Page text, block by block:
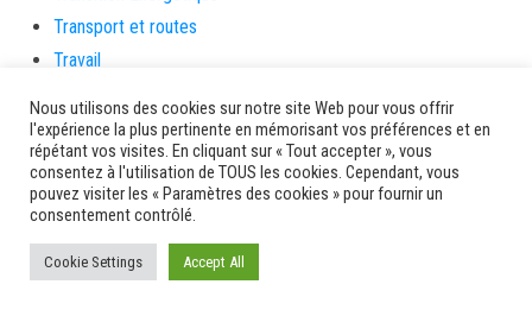
Transport et routes
Travail
Travaux THD
travaux utiles
TSUNAMI
TZCLD
uncategorized
Nous utilisons des cookies sur notre site Web pour vous offrir
l'expérience la plus pertinente en mémorisant vos préférences et en
répétant vos visites. En cliquant sur « Tout accepter », vous
consentez à l'utilisation de TOUS les cookies. Cependant, vous
pouvez visiter les « Paramètres des cookies » pour fournir un
consentement contrôlé.
Cookie Settings Accept All